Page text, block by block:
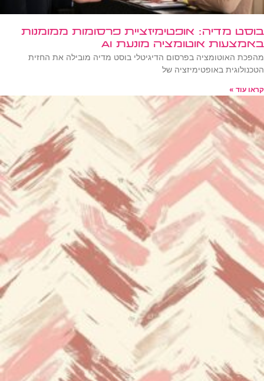
בוסט מדיה: אופטימיזציית פרסומות ממומנות
באמצעות אוטומציה מונעת AI
מהפכת האוטומציה בפרסום הדיגיטלי בוסט מדיה מובילה את החזית
הטכנולוגית באופטימיזציה של
קראו עוד »